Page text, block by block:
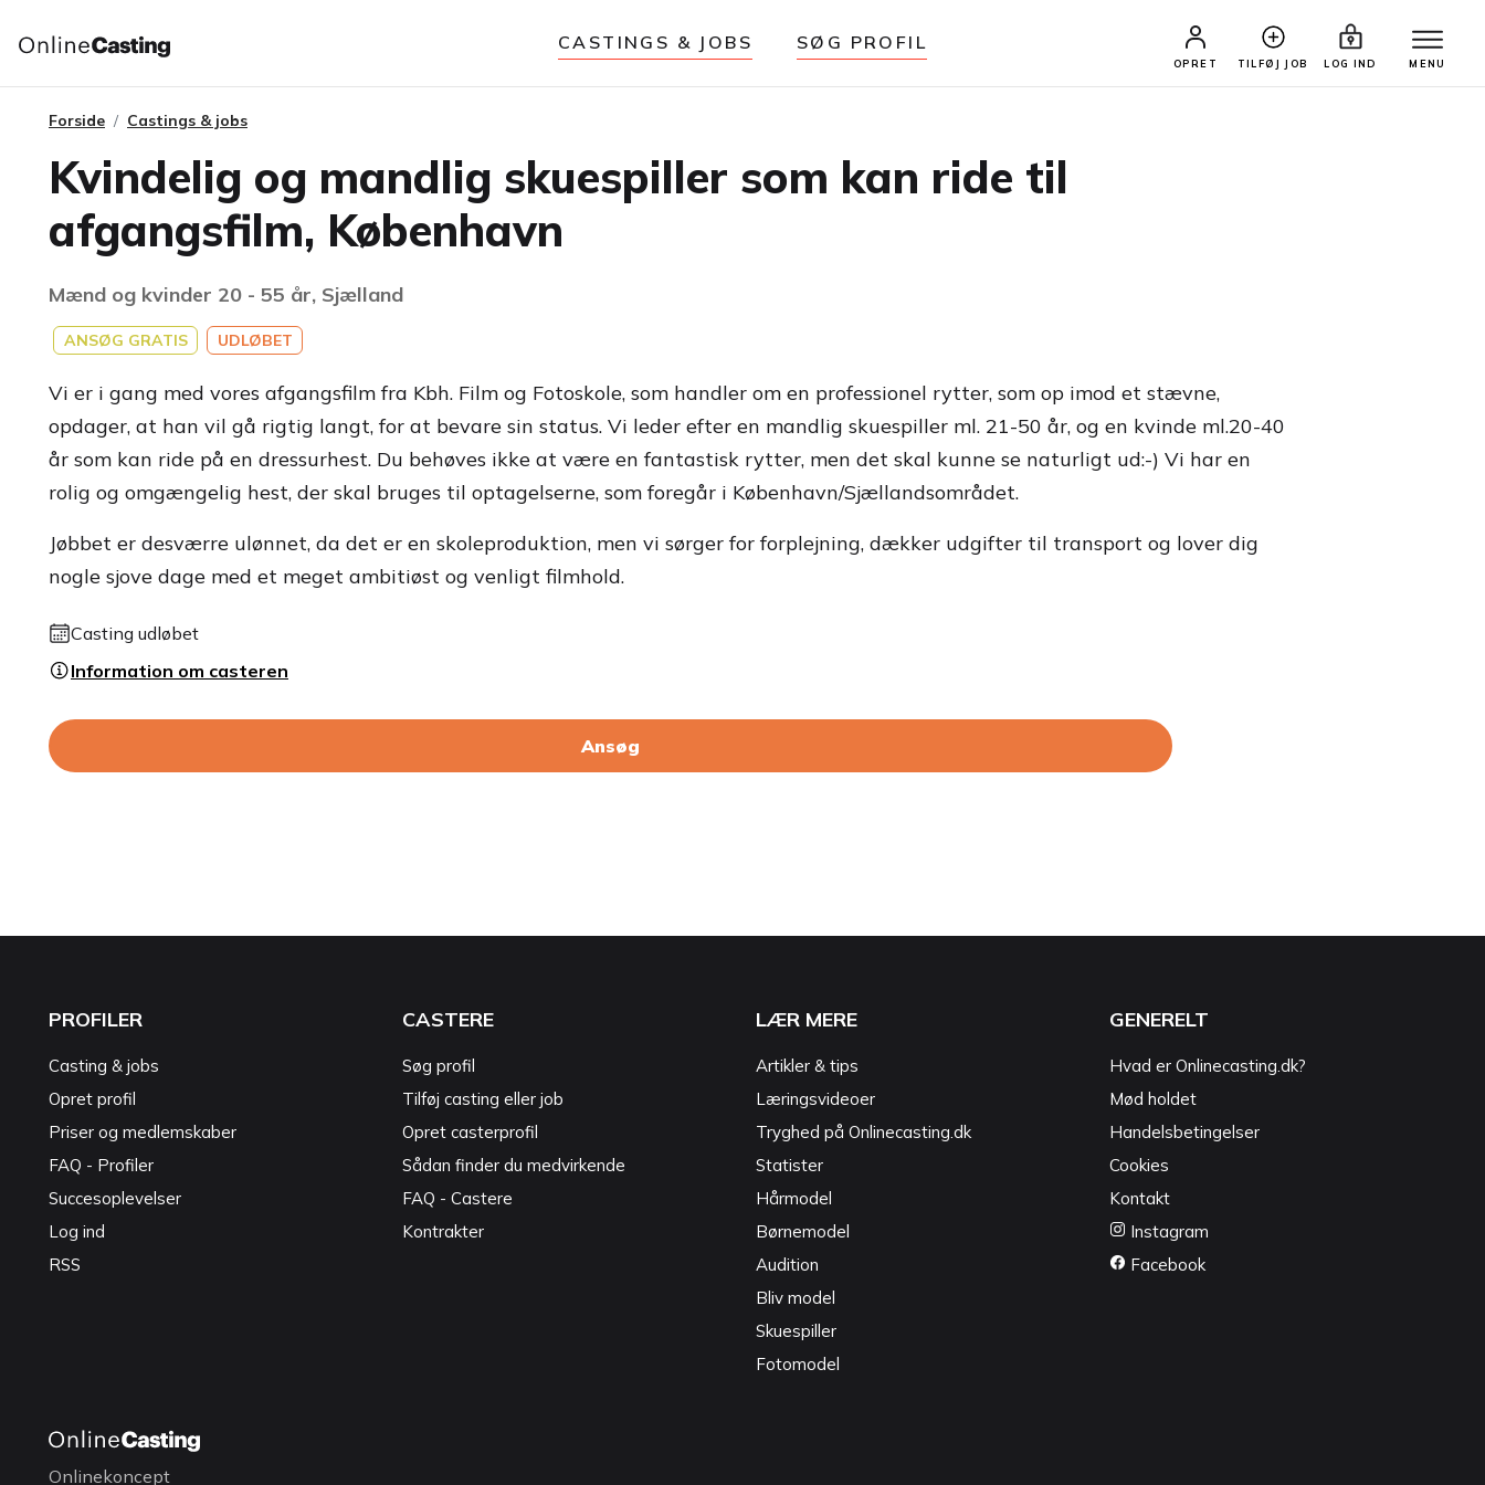
CASTINGS & JOBS SØG PROFIL
OPRET TILFØJ JOB LOG IND MENU
Forside Castings & jobs
Kvindelig og mandlig skuespiller som kan ride til
afgangsfilm, København
Mænd og kvinder 20 - 55 år, Sjælland
ANSØG GRATIS UDLØBET
Vi er i gang med vores afgangsfilm fra Kbh. Film og Fotoskole, som handler om en professionel rytter, som op imod et stævne,
opdager, at han vil gå rigtig langt, for at bevare sin status. Vi leder efter en mandlig skuespiller ml. 21-50 år, og en kvinde ml.20-40
år som kan ride på en dressurhest. Du behøves ikke at være en fantastisk rytter, men det skal kunne se naturligt ud:-) Vi har en
rolig og omgængelig hest, der skal bruges til optagelserne, som foregår i København/Sjællandsområdet.
Jøbbet er desværre ulønnet, da det er en skoleproduktion, men vi sørger for forplejning, dækker udgifter til transport og lover dig
nogle sjove dage med et meget ambitiøst og venligt filmhold.
Casting udløbet
Information om casteren
Ansøg
PROFILER
Casting & jobs
Opret profil
Priser og medlemskaber
FAQ - Profiler
Succesoplevelser
Log ind
RSS
CASTERE
Søg profil
Tilføj casting eller job
Opret casterprofil
Sådan finder du medvirkende
FAQ - Castere
Kontrakter
LÆR MERE
Artikler & tips
Læringsvideoer
Tryghed på Onlinecasting.dk
Statister
Hårmodel
Børnemodel
Audition
Bliv model
Skuespiller
Fotomodel
GENERELT
Hvad er Onlinecasting.dk?
Mød holdet
Handelsbetingelser
Cookies
Kontakt
Instagram
Facebook
Onlinekoncept